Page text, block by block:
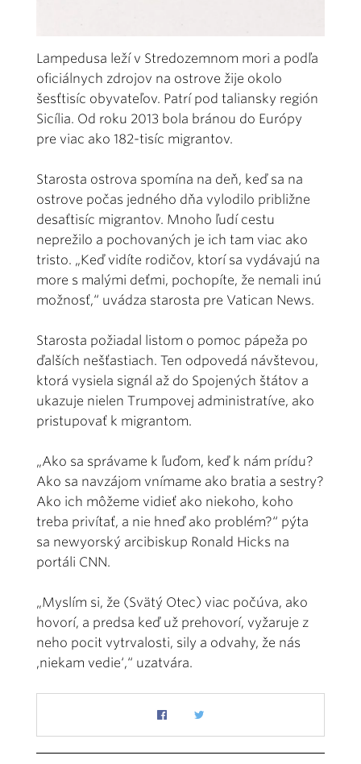
Lampedusa leží v Stredozemnom mori a podľa
oficiálnych zdrojov na ostrove žije okolo
šesťtisíc obyvateľov. Patrí pod taliansky región
Sicília. Od roku 2013 bola bránou do Európy
pre viac ako 182-tisíc migrantov.
Starosta ostrova spomína na deň, keď sa na
ostrove počas jedného dňa vylodilo približne
desaťtisíc migrantov. Mnoho ľudí cestu
neprežilo a pochovaných je ich tam viac ako
tristo. „Keď vidíte rodičov, ktorí sa vydávajú na
more s malými deťmi, pochopíte, že nemali inú
možnosť,“ uvádza starosta pre Vatican News.
Starosta požiadal listom o pomoc pápeža po
ďalších nešťastiach. Ten odpovedá návštevou,
ktorá vysiela signál až do Spojených štátov a
ukazuje nielen Trumpovej administratíve, ako
pristupovať k migrantom.
„Ako sa správame k ľuďom, keď k nám prídu?
Ako sa navzájom vnímame ako bratia a sestry?
Ako ich môžeme vidieť ako niekoho, koho
treba privítať, a nie hneď ako problém?“ pýta
sa newyorský arcibiskup Ronald Hicks na
portáli CNN.
„Myslím si, že (Svätý Otec) viac počúva, ako
hovorí, a predsa keď už prehovorí, vyžaruje z
neho pocit vytrvalosti, sily a odvahy, že nás
‚niekam vedie‘,“ uzatvára.